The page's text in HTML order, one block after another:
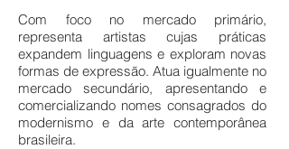
Com foco no mercado primário,
representa artistas cujas práticas
expandem linguagens e exploram novas
formas de expressão. Atua igualmente no
mercado secundário, apresentando e
comercializando nomes consagrados do
modernismo e da arte contemporânea
brasileira.